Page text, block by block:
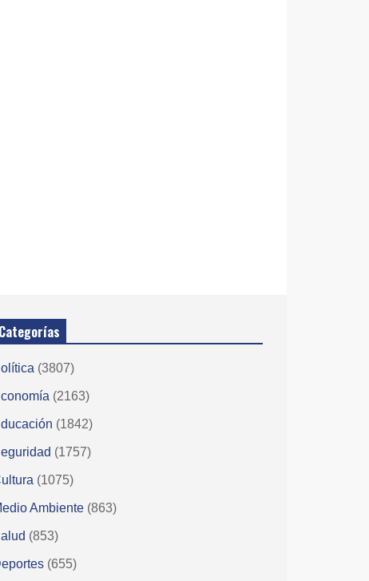
Categorías
(3807)
(2163)
(1842)
(1757)
(1075)
Ambiente (863)
(853)
(655)